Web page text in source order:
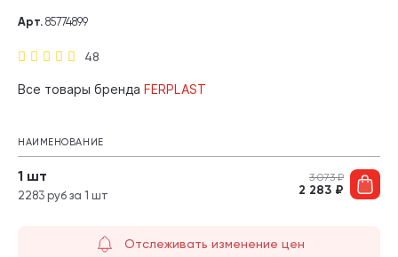
48
Арт. 85774899
Все товары бренда FERPLAST
НАИМЕНОВАНИЕ
1 шт
2283 руб за 1 шт
3 073₽
2 283 ₽
Отслеживать изменение цен